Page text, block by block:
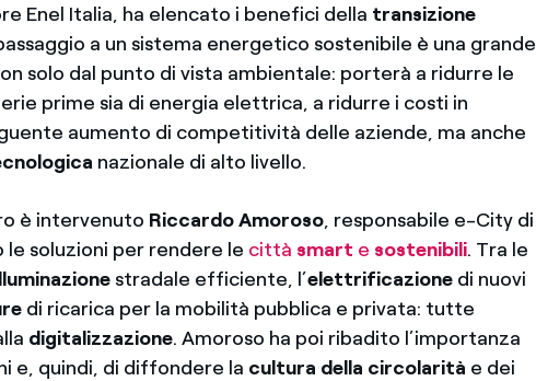
Enel Italia, ha elencato i benefici della transizione
a un sistema energetico sostenibile è una grande
solo dal punto di vista ambientale: porterà a ridurre le
prime sia di energia elettrica, a ridurre i costi in
aumento di competitività delle aziende, ma anche
nazionale di alto livello.
è intervenuto Riccardo Amoroso, responsabile e-City di
le soluzioni per rendere le città smart e sostenibili. Tra le
stradale efficiente, l’elettrificazione di nuovi
di ricarica per la mobilità pubblica e privata: tutte
digitalizzazione. Amoroso ha poi ribadito l’importanza
e, quindi, di diffondere la cultura della circolarità e dei